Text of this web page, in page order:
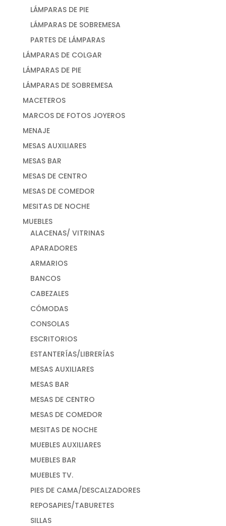
LÁMPARAS DE PIE
LÁMPARAS DE SOBREMESA
PARTES DE LÁMPARAS
LÁMPARAS DE COLGAR
LÁMPARAS DE PIE
LÁMPARAS DE SOBREMESA
MACETEROS
MARCOS DE FOTOS JOYEROS
MENAJE
MESAS AUXILIARES
MESAS BAR
MESAS DE CENTRO
MESAS DE COMEDOR
MESITAS DE NOCHE
MUEBLES
ALACENAS/ VITRINAS
APARADORES
ARMARIOS
BANCOS
CABEZALES
CÓMODAS
CONSOLAS
ESCRITORIOS
ESTANTERÍAS/LIBRERÍAS
MESAS AUXILIARES
MESAS BAR
MESAS DE CENTRO
MESAS DE COMEDOR
MESITAS DE NOCHE
MUEBLES AUXILIARES
MUEBLES BAR
MUEBLES TV.
PIES DE CAMA/DESCALZADORES
REPOSAPIES/TABURETES
SILLAS